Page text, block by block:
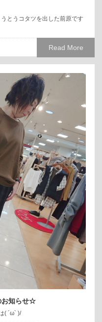
うとうコタツを出した前原です
Read More
お知らせ☆
( ´ω` )/